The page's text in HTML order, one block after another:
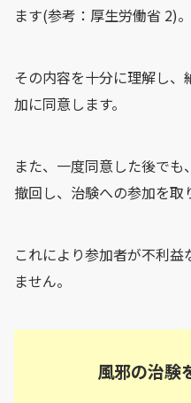
ます(参考：厚生労働省 2)。
その内容を十分に理解し
加に同意します。
また、一度同意した後で
撤回し、治験への参加を取
これにより参加者が不利
ません。
風邪の治験